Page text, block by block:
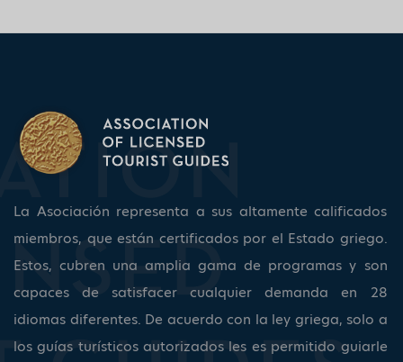
La Asociación representa a sus altamente calificados
miembros, que están certificados por el Estado griego.
Estos, cubren una amplia gama de programas y son
capaces de satisfacer cualquier demanda en 28
idiomas diferentes. De acuerdo con la ley griega, solo a
los guías turísticos autorizados les es permitido guiarle